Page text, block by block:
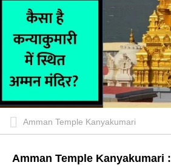
Amman Temple Kanyakumari
Amman Temple Kanyakumari :